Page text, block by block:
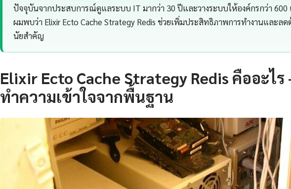
ปัจจุบันจากประสบการณ์ดูแลระบบ IT มากว่า 30 ปีและวางระบบให้องค์กรกว่า 600
ผมพบว่า Elixir Ecto Cache Strategy Redis ช่วยเพิ่มประสิทธิภาพการทำงานและล
นัยสำคัญ
Elixir Ecto Cache Strategy Redis คืออะไ
ทำความเข้าใจจากพื้นฐาน